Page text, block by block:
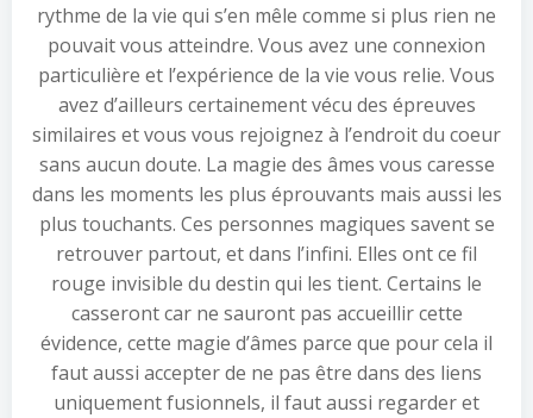
rythme de la vie qui s’en mêle comme si plus rien ne
pouvait vous atteindre. Vous avez une connexion
particulière et l’expérience de la vie vous relie. Vous
avez d’ailleurs certainement vécu des épreuves
similaires et vous vous rejoignez à l’endroit du coeur
sans aucun doute. La magie des âmes vous caresse
dans les moments les plus éprouvants mais aussi les
plus touchants. Ces personnes magiques savent se
retrouver partout, et dans l’infini. Elles ont ce fil
rouge invisible du destin qui les tient. Certains le
casseront car ne sauront pas accueillir cette
évidence, cette magie d’âmes parce que pour cela il
faut aussi accepter de ne pas être dans des liens
uniquement fusionnels, il faut aussi regarder et